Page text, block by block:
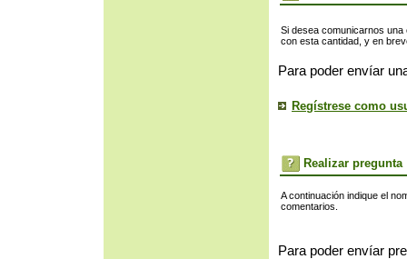
Si desea comunicarnos
con esta cantidad, y en
Para poder envíar
Regístrese como
Realizar pregunta
A continuación indique el
comentarios.
Para poder envíar